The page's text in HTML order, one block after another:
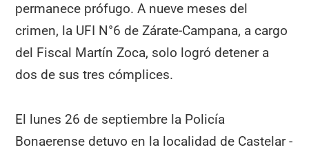
permanece prófugo. A nueve meses del
crimen, la UFI N°6 de Zárate-Campana, a cargo
del Fiscal Martín Zoca, solo logró detener a
dos de sus tres cómplices.
El lunes 26 de septiembre la Policía
Bonaerense detuvo en la localidad de Castelar -